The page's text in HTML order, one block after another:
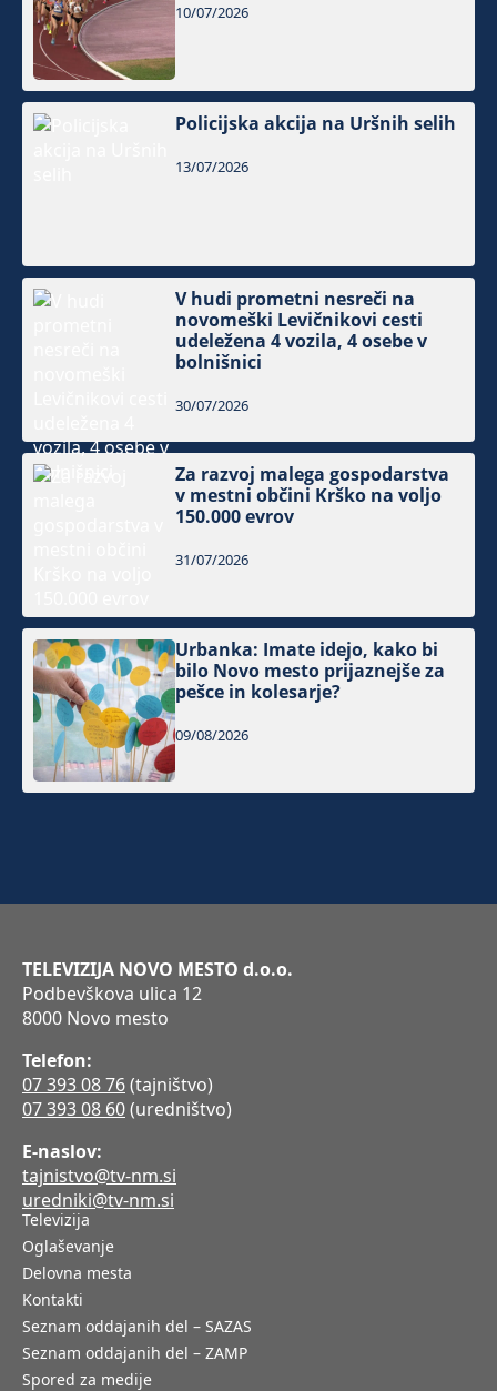
10/07/2026
Policijska akcija na Uršnih selih
13/07/2026
V hudi prometni nesreči na
novomeški Levičnikovi cesti
udeležena 4 vozila, 4 osebe v
bolnišnici
30/07/2026
Za razvoj malega gospodarstva
v mestni občini Krško na voljo
150.000 evrov
31/07/2026
Urbanka: Imate idejo, kako bi
bilo Novo mesto prijaznejše za
pešce in kolesarje?
09/08/2026
TELEVIZIJA NOVO MESTO d.o.o.
Podbevškova ulica 12
8000 Novo mesto
Telefon:
07 393 08 76(tajništvo)
07 393 08 60(uredništvo)
E-naslov:
tajnistvo@tv-nm.si
uredniki@tv-nm.si
Televizija
Oglaševanje
Delovna mesta
Kontakti
Seznam oddajanih del – SAZAS
Seznam oddajanih del – ZAMP
Spored za medije